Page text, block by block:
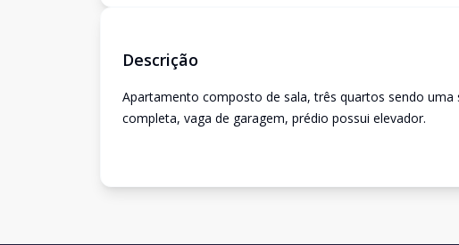
Descrição
Apartamento composto de sala, três quartos sendo
completa, vaga de garagem, prédio possui elevador.